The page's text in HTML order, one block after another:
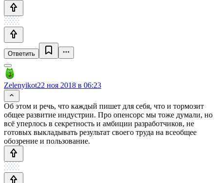
Ответить
Zelenyikot22 ноя 2018 в 06:23
Об этом и речь, что каждый пишет для себя, что и тормозит
общее развитие индустрии. Про опенсорс мы тоже думали, но
всё уперлось в секретность и амбиции разработчиков, не
готовых выкладывать результат своего труда на всеобщее
обозрение и пользование.